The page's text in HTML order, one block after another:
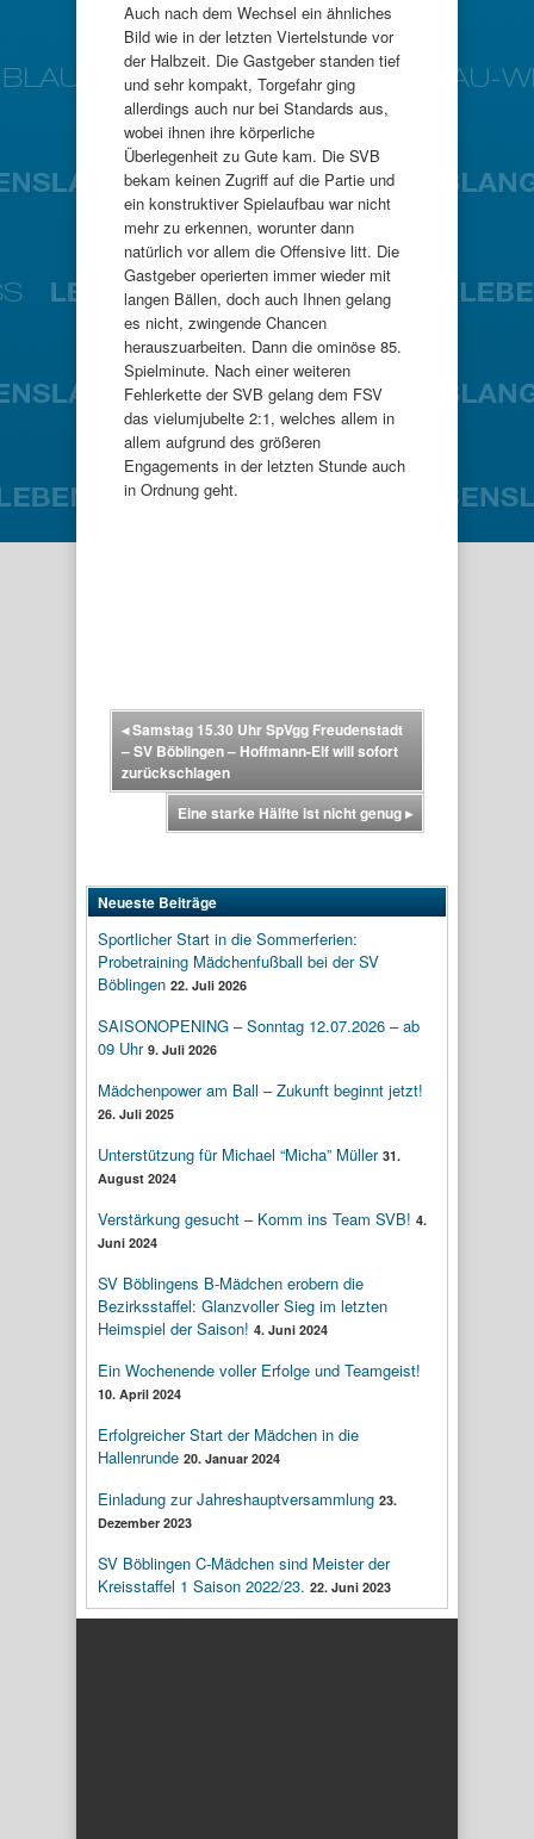
Auch nach dem Wechsel ein ähnliches
Bild wie in der letzten Viertelstunde vor
der Halbzeit. Die Gastgeber standen tief
und sehr kompakt, Torgefahr ging
allerdings auch nur bei Standards aus,
wobei ihnen ihre körperliche
Überlegenheit zu Gute kam. Die SVB
bekam keinen Zugriff auf die Partie und
ein konstruktiver Spielaufbau war nicht
mehr zu erkennen, worunter dann
natürlich vor allem die Offensive litt. Die
Gastgeber operierten immer wieder mit
langen Bällen, doch auch Ihnen gelang
es nicht, zwingende Chancen
herauszuarbeiten. Dann die ominöse 85.
Spielminute. Nach einer weiteren
Fehlerkette der SVB gelang dem FSV
das vielumjubelte 2:1, welches allem in
allem aufgrund des größeren
Engagements in der letzten Stunde auch
in Ordnung geht.
◂Samstag 15.30 Uhr SpVgg Freudenstadt
– SV Böblingen – Hoffmann-Elf will sofort
zurückschlagen
Eine starke Hälfte ist nicht genug▸
Neueste Beiträge
Sportlicher Start in die Sommerferien:
Probetraining Mädchenfußball bei der SV
Böblingen 22. Juli 2026
SAISONOPENING – Sonntag 12.07.2026 – ab
09 Uhr 9. Juli 2026
Mädchenpower am Ball – Zukunft beginnt jetzt!
26. Juli 2025
Unterstützung für Michael “Micha” Müller 31.
August 2024
Verstärkung gesucht – Komm ins Team SVB! 4.
Juni 2024
SV Böblingens B-Mädchen erobern die
Bezirksstaffel: Glanzvoller Sieg im letzten
Heimspiel der Saison! 4. Juni 2024
Ein Wochenende voller Erfolge und Teamgeist!
10. April 2024
Erfolgreicher Start der Mädchen in die
Hallenrunde 20. Januar 2024
Einladung zur Jahreshauptversammlung 23.
Dezember 2023
SV Böblingen C-Mädchen sind Meister der
Kreisstaffel 1 Saison 2022/23. 22. Juni 2023